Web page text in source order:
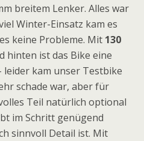
breitem Lenker. Alles war
Winter-Einsatz kam es
keine Probleme. Mit 130
hinten ist das Bike eine
kam unser Testbike
schade war, aber für
Teil natürlich optional
im Schritt genügend
sinnvoll Detail ist. Mit